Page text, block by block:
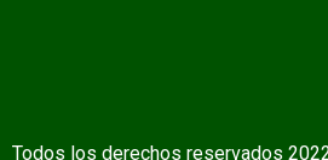
Todos los derechos reservados